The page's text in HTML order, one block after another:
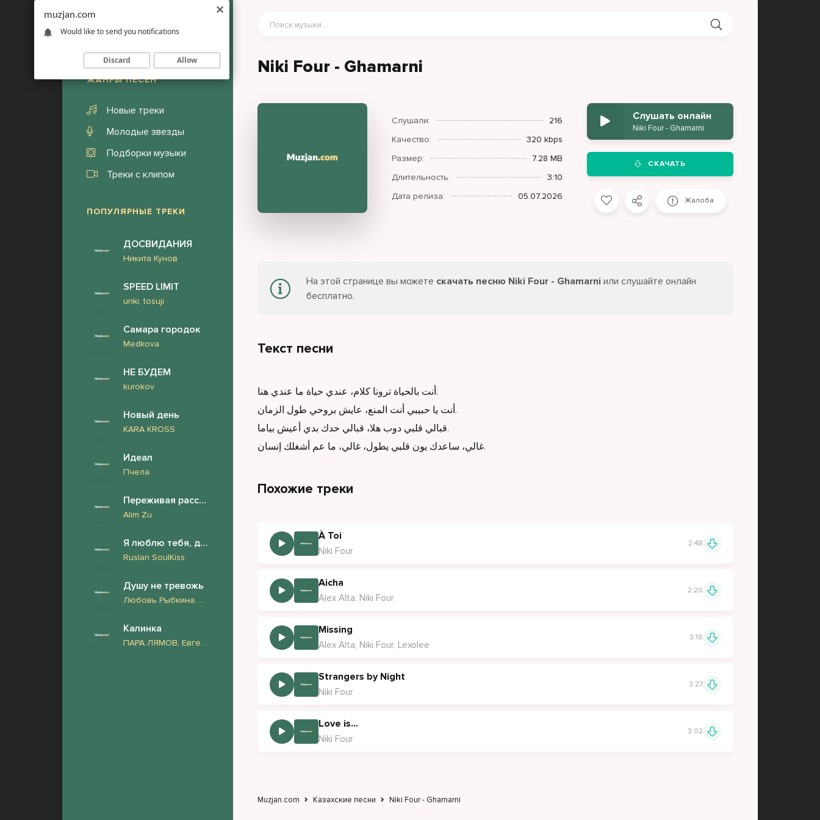
ЖАНРЫ ПЕСЕН
Новые треки
Молодые звезды
Подборки музыки
Треки с клипом
ПОПУЛЯРНЫЕ ТРЕКИ
ДОСВИДАНИЯ
Никита Кунов
SPEED LIMIT
unki, tosuji
Самара городок
Medkova
НЕ БУДЕМ
kurokov
Новый день
KARA KROSS
Идеал
Пчела
Переживая расставания
Alim Zu
Я люблю тебя, дорогая
Ruslan SoulKiss
Душу не тревожь
Любовь Рыбкина, Анна и Фиш
Калинка
ПАРА ЛЯМОВ, Евгений ОКунев, Rendow
Niki Four - Ghamarni
Слушали:
216
Качество:
320 kbps
Размер:
7.28 MB
Длительность:
3:10
Дата релиза:
05.07.2026
Слушать онлайн
Niki Four - Ghamarni
СКАЧАТЬ
Жалоба
На этой странице вы можете скачать песню Niki Four - Ghamarni или слушайте онлайн
бесплатно.
Текст песни
أنت بالحياة ترونا كلام، عندي حياة ما عندي هنا.
أنت يا حبيبي أنت المنع، عايش بروحي طول الزمان.
قبالي قلبي دوب هلا، قبالي حدك بدي أعيش بياما.
غالي، ساعدك يون قلبي يطول، غالي، ما عم أشغلك إنسان.
Похожие треки
À Toi
Niki Four
2:48
Aicha
Alex Alta, Niki Four
2:20
Missing
Alex Alta, Niki Four, Lexolee
3:16
Strangers by Night
Niki Four
3:27
Love is...
Niki Four
3:02
Muzjan.com Казахские песни Niki Four - Ghamarni
muzjan.com
Would like to send you notifications
Discard Allow